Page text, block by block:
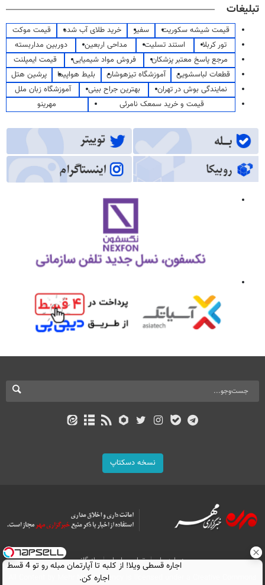
تبلیغات
قیمت شیشه سکوریت سفیر خرید طلای آب شده
قیمت موکت
تور کربلا
استند تسلیت مداحی اربعین
دوربین مداربسته
مرجع پاسخ معتبر پزشکان
فروش مواد شیمیایی
قیمت ایمپلنت
قطعات لباسشویی
آموزشگاه تیزهوشان بلیط هواپیما
پرشین هتل
نمایندگی بوش در تهران
بهترین جراح بینی
آموزشگاه زبان ملل
قیمت و خرید سمعک نامرئی
مهرینو
نسخه دسکتاپ
درباره ما تماس با ما
بازرگانی
All Content by Mehr News Agency is licensed under a Creative Commons
اجاره‌ قسطی ویلا! از کلبه تا آپارتمان مبله رو تو 4 قسط
اجاره کن.